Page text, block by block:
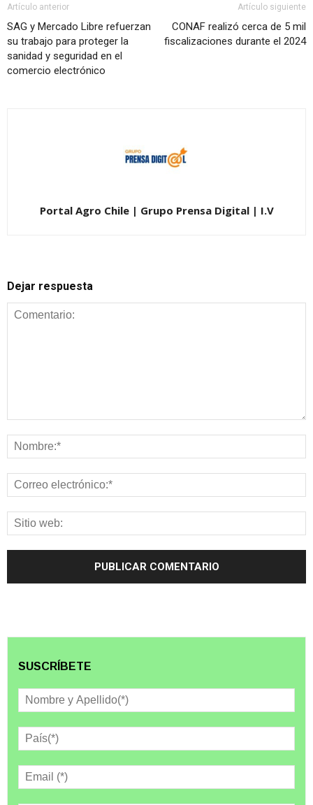
Artículo anterior
SAG y Mercado Libre refuerzan
su trabajo para proteger la
sanidad y seguridad en el
comercio electrónico
Artículo siguiente
CONAF realizó cerca de 5 mil
fiscalizaciones durante el 2024
Portal Agro Chile | Grupo Prensa Digital | I.V
Dejar respuesta
SUSCRÍBETE